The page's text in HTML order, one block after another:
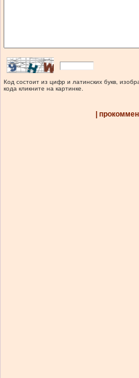
Код состоит из цифр и латинских букв,
кода кликните на картинке.
|